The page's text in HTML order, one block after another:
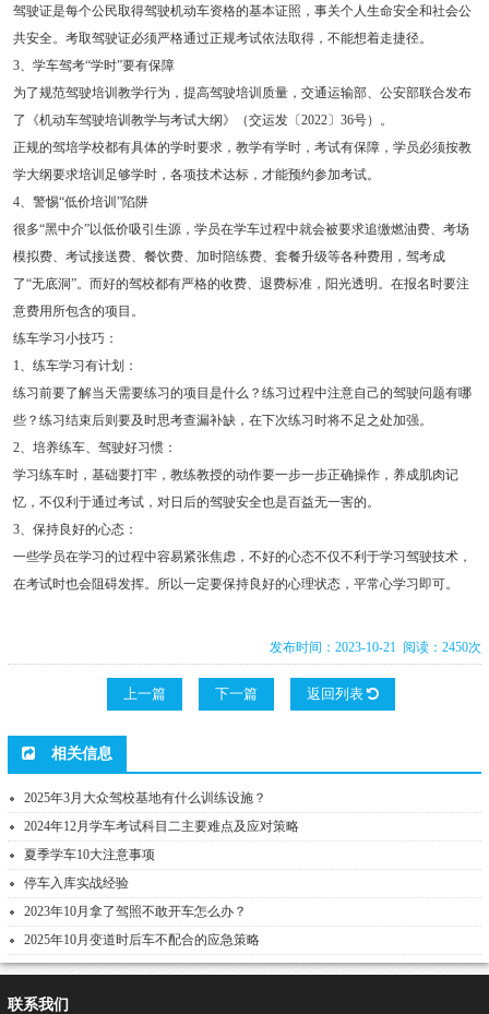
驾驶证是每个公民取得驾驶机动车资格的基本证照，事关个人生命安全和社会公
共安全。考取驾驶证必须严格通过正规考试依法取得，不能想着走捷径。
3、学车驾考“学时”要有保障
为了规范驾驶培训教学行为，提高驾驶培训质量，交通运输部、公安部联合发布
了《机动车驾驶培训教学与考试大纲》（交运发〔2022〕36号）。
正规的驾培学校都有具体的学时要求，教学有学时，考试有保障，学员必须按教
学大纲要求培训足够学时，各项技术达标，才能预约参加考试。
4、警惕“低价培训”陷阱
很多“黑中介”以低价吸引生源，学员在学车过程中就会被要求追缴燃油费、考场
模拟费、考试接送费、餐饮费、加时陪练费、套餐升级等各种费用，驾考成
了“无底洞”。而好的驾校都有严格的收费、退费标准，阳光透明。在报名时要注
意费用所包含的项目。
练车学习小技巧：
1、练车学习有计划：
练习前要了解当天需要练习的项目是什么？练习过程中注意自己的驾驶问题有哪
些？练习结束后则要及时思考查漏补缺，在下次练习时将不足之处加强。
2、培养练车、驾驶好习惯：
学习练车时，基础要打牢，教练教授的动作要一步一步正确操作，养成肌肉记
忆，不仅利于通过考试，对日后的驾驶安全也是百益无一害的。
3、保持良好的心态：
一些学员在学习的过程中容易紧张焦虑，不好的心态不仅不利于学习驾驶技术，
在考试时也会阻碍发挥。所以一定要保持良好的心理状态，平常心学习即可。
发布时间：2023-10-21 阅读：2450次
上一篇 下一篇 返回列表
相关信息
2025年3月大众驾校基地有什么训练设施？
2024年12月学车考试科目二主要难点及应对策略
夏季学车10大注意事项
停车入库实战经验
2023年10月拿了驾照不敢开车怎么办？
2025年10月变道时后车不配合的应急策略
联系我们